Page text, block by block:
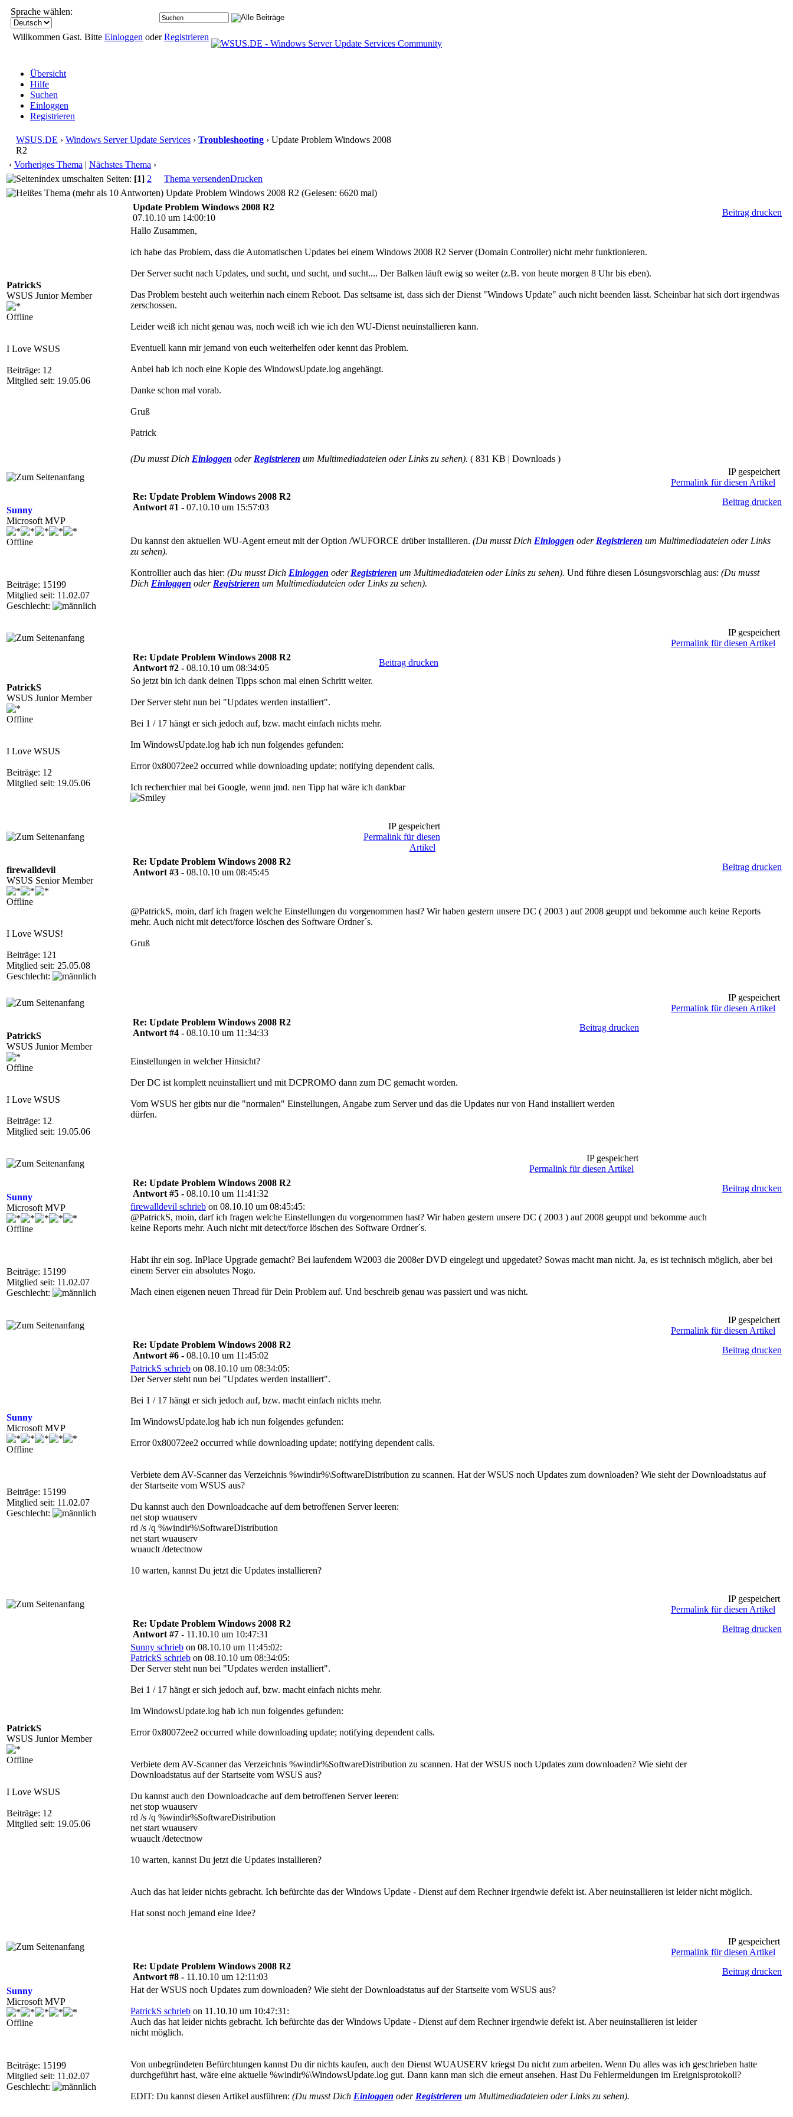
Sprache wählen:
Willkommen Gast. Bitte Einloggen oderRegistrieren
Übersicht
Hilfe
Suchen
Einloggen
Registrieren
WSUS.DE › Windows Server Update Services › Troubleshooting › Update Problem Windows 2008
R2
‹ Vorheriges Thema | Nächstes Thema ›
Seiten: [1] 2 Thema versendenDrucken
Update Problem Windows 2008 R2 (Gelesen: 6620 mal)
PatrickS
WSUS Junior Member
Offline
I Love WSUS
Beiträge: 12
Mitglied seit: 19.05.06
Update Problem Windows 2008 R2
07.10.10 um 14:00:10
Beitrag drucken
Hallo Zusammen,
ich habe das Problem, dass die Automatischen Updates bei einem Windows 2008 R2 Server (Domain Controller) nicht mehr funktionieren.
Der Server sucht nach Updates, und sucht, und sucht, und sucht.... Der Balken läuft ewig so weiter (z.B. von heute morgen 8 Uhr bis eben).
Das Problem besteht auch weiterhin nach einem Reboot. Das seltsame ist, dass sich der Dienst "Windows Update" auch nicht beenden lässt. Scheinbar hat sich dort irgendwas
zerschossen.
Leider weiß ich nicht genau was, noch weiß ich wie ich den WU-Dienst neuinstallieren kann.
Eventuell kann mir jemand von euch weiterhelfen oder kennt das Problem.
Anbei hab ich noch eine Kopie des WindowsUpdate.log angehängt.
Danke schon mal vorab.
Gruß
Patrick
(Du musst Dich Einloggen oder Registrieren um Multimediadateien oder Links zu sehen). ( 831 KB | Downloads )
IP gespeichert
Permalink für diesen Artikel
Sunny
Microsoft MVP
Offline
Beiträge: 15199
Mitglied seit: 11.02.07
Geschlecht:
Re: Update Problem Windows 2008 R2
Antwort #1 - 07.10.10 um 15:57:03
Beitrag drucken
Du kannst den aktuellen WU-Agent erneut mit der Option /WUFORCE drüber installieren. (Du musst Dich Einloggen oder Registrieren um Multimediadateien oder Links
zu sehen).
Kontrollier auch das hier: (Du musst Dich Einloggen oder Registrieren um Multimediadateien oder Links zu sehen). Und führe diesen Lösungsvorschlag aus: (Du musst
Dich Einloggen oder Registrieren um Multimediadateien oder Links zu sehen).
IP gespeichert
Permalink für diesen Artikel
PatrickS
WSUS Junior Member
Offline
I Love WSUS
Beiträge: 12
Mitglied seit: 19.05.06
Re: Update Problem Windows 2008 R2
Antwort #2 - 08.10.10 um 08:34:05
Beitrag drucken
So jetzt bin ich dank deinen Tipps schon mal einen Schritt weiter.
Der Server steht nun bei "Updates werden installiert".
Bei 1 / 17 hängt er sich jedoch auf, bzw. macht einfach nichts mehr.
Im WindowsUpdate.log hab ich nun folgendes gefunden:
Error 0x80072ee2 occurred while downloading update; notifying dependent calls.
Ich recherchier mal bei Google, wenn jmd. nen Tipp hat wäre ich dankbar
IP gespeichert
Permalink für diesen
Artikel
firewalldevil
WSUS Senior Member
Offline
I Love WSUS!
Beiträge: 121
Mitglied seit: 25.05.08
Geschlecht:
Re: Update Problem Windows 2008 R2
Antwort #3 - 08.10.10 um 08:45:45
Beitrag drucken
@PatrickS, moin, darf ich fragen welche Einstellungen du vorgenommen hast? Wir haben gestern unsere DC ( 2003 ) auf 2008 geuppt und bekomme auch keine Reports
mehr. Auch nicht mit detect/force löschen des Software Ordner´s.
Gruß
IP gespeichert
Permalink für diesen Artikel
PatrickS
WSUS Junior Member
Offline
I Love WSUS
Beiträge: 12
Mitglied seit: 19.05.06
Re: Update Problem Windows 2008 R2
Antwort #4 - 08.10.10 um 11:34:33
Beitrag drucken
Einstellungen in welcher Hinsicht?
Der DC ist komplett neuinstalliert und mit DCPROMO dann zum DC gemacht worden.
Vom WSUS her gibts nur die "normalen" Einstellungen, Angabe zum Server und das die Updates nur von Hand installiert werden
dürfen.
IP gespeichert
Permalink für diesen Artikel
Sunny
Microsoft MVP
Offline
Beiträge: 15199
Mitglied seit: 11.02.07
Geschlecht:
Re: Update Problem Windows 2008 R2
Antwort #5 - 08.10.10 um 11:41:32
Beitrag drucken
firewalldevil schrieb on 08.10.10 um 08:45:45:
@PatrickS, moin, darf ich fragen welche Einstellungen du vorgenommen hast? Wir haben gestern unsere DC ( 2003 ) auf 2008 geuppt und bekomme auch
keine Reports mehr. Auch nicht mit detect/force löschen des Software Ordner´s.
Habt ihr ein sog. InPlace Upgrade gemacht? Bei laufendem W2003 die 2008er DVD eingelegt und upgedatet? Sowas macht man nicht. Ja, es ist technisch möglich, aber bei
einem Server ein absolutes Nogo.
Mach einen eigenen neuen Thread für Dein Problem auf. Und beschreib genau was passiert und was nicht.
IP gespeichert
Permalink für diesen Artikel
Sunny
Microsoft MVP
Offline
Beiträge: 15199
Mitglied seit: 11.02.07
Geschlecht:
Re: Update Problem Windows 2008 R2
Antwort #6 - 08.10.10 um 11:45:02
Beitrag drucken
PatrickS schrieb on 08.10.10 um 08:34:05:
Der Server steht nun bei "Updates werden installiert".
Bei 1 / 17 hängt er sich jedoch auf, bzw. macht einfach nichts mehr.
Im WindowsUpdate.log hab ich nun folgendes gefunden:
Error 0x80072ee2 occurred while downloading update; notifying dependent calls.
Verbiete dem AV-Scanner das Verzeichnis %windir%\SoftwareDistribution zu scannen. Hat der WSUS noch Updates zum downloaden? Wie sieht der Downloadstatus auf
der Startseite vom WSUS aus?
Du kannst auch den Downloadcache auf dem betroffenen Server leeren:
net stop wuauserv
rd /s /q %windir%\SoftwareDistribution
net start wuauserv
wuauclt /detectnow
10 warten, kannst Du jetzt die Updates installieren?
IP gespeichert
Permalink für diesen Artikel
PatrickS
WSUS Junior Member
Offline
I Love WSUS
Beiträge: 12
Mitglied seit: 19.05.06
Re: Update Problem Windows 2008 R2
Antwort #7 - 11.10.10 um 10:47:31
Beitrag drucken
Sunny schrieb on 08.10.10 um 11:45:02:
PatrickS schrieb on 08.10.10 um 08:34:05:
Der Server steht nun bei "Updates werden installiert".
Bei 1 / 17 hängt er sich jedoch auf, bzw. macht einfach nichts mehr.
Im WindowsUpdate.log hab ich nun folgendes gefunden:
Error 0x80072ee2 occurred while downloading update; notifying dependent calls.
Verbiete dem AV-Scanner das Verzeichnis %windir%SoftwareDistribution zu scannen. Hat der WSUS noch Updates zum downloaden? Wie sieht der
Downloadstatus auf der Startseite vom WSUS aus?
Du kannst auch den Downloadcache auf dem betroffenen Server leeren:
net stop wuauserv
rd /s /q %windir%SoftwareDistribution
net start wuauserv
wuauclt /detectnow
10 warten, kannst Du jetzt die Updates installieren?
Auch das hat leider nichts gebracht. Ich befürchte das der Windows Update - Dienst auf dem Rechner irgendwie defekt ist. Aber neuinstallieren ist leider nicht möglich.
Hat sonst noch jemand eine Idee?
IP gespeichert
Permalink für diesen Artikel
Sunny
Microsoft MVP
Offline
Beiträge: 15199
Mitglied seit: 11.02.07
Geschlecht:
Re: Update Problem Windows 2008 R2
Antwort #8 - 11.10.10 um 12:11:03
Beitrag drucken
Hat der WSUS noch Updates zum downloaden? Wie sieht der Downloadstatus auf der Startseite vom WSUS aus?
PatrickS schrieb on 11.10.10 um 10:47:31:
Auch das hat leider nichts gebracht. Ich befürchte das der Windows Update - Dienst auf dem Rechner irgendwie defekt ist. Aber neuinstallieren ist leider
nicht möglich.
Von unbegründeten Befürchtungen kannst Du dir nichts kaufen, auch den Dienst WUAUSERV kriegst Du nicht zum arbeiten. Wenn Du alles was ich geschrieben hatte
durchgeführt hast, wäre eine aktuelle %windir%\WindowsUpdate.log gut. Dann kann man sich die erneut ansehen. Hast Du Fehlermeldungen im Ereignisprotokoll?
EDIT: Du kannst diesen Artikel ausführen: (Du musst Dich Einloggen oder Registrieren um Multimediadateien oder Links zu sehen).